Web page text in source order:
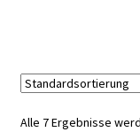
Alle 7 Ergebnisse